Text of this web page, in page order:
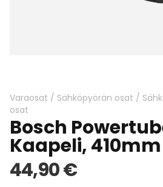
beginning
of
the
images
gallery
Varaosat / Sähköpyörän osat /
osat
Bosch
Kaapeli, 410mm
44,90 €